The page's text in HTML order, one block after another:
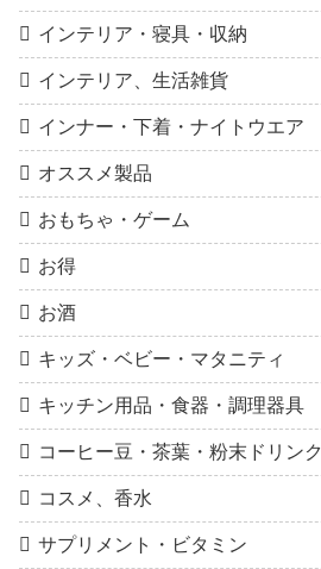
インテリア・寝具・収納
インテリア、生活雑貨
インナー・下着・ナイトウエア
オススメ製品
おもちゃ・ゲーム
お得
お酒
キッズ・ベビー・マタニティ
キッチン用品・食器・調理器具
コーヒー豆・茶葉・粉末ドリンク
コスメ、香水
サプリメント・ビタミン